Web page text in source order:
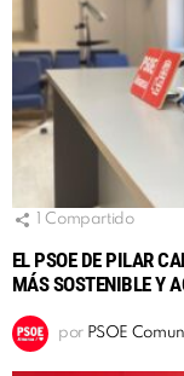
Compartido
EL PSOE DE PILAR
MÁS SOSTENIBLE Y
por PSOE